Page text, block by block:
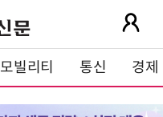
모빌리티 통신 경제